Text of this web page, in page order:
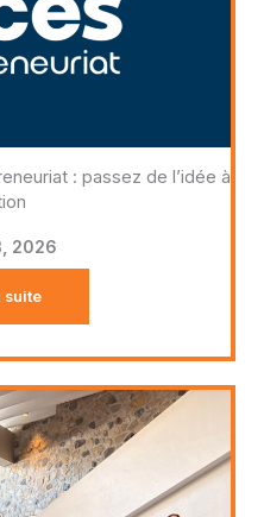
: passez de l’idée à
2026
suite